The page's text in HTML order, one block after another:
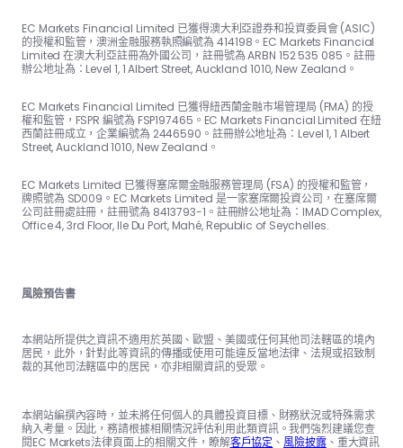
EC Markets Financial Limited 已獲得澳大利亞證券和投資委員會 (ASIC)
的授權和監管，澳洲金融服務執照編號為 414198。EC Markets Financial
Limited 在澳大利亞註冊為外國公司，註冊號為 ARBN 152 535 085。註冊
辦公地址為：Level 1, 1 Albert Street, Auckland 1010, New Zealand。
EC Markets Financial Limited 已獲得紐西蘭金融市場管理局 (FMA) 的授
權和監管，FSPR 編號為 FSP197465。EC Markets Financial Limited 在紐
西蘭註冊成立，企業編號為 2446590。註冊辦公地址為：Level 1, 1 Albert
Street, Auckland 1010, New Zealand。
EC Markets Limited 已獲得塞席爾金融服務管理局 (FSA) 的授權和監管，
牌照號為 SD009。EC Markets Limited 是一家塞席爾投資公司，在塞席爾
公司註冊處註冊，註冊號為 8413793-1。註冊辦公地址為：IMAD Complex,
Office 4, 3rd Floor, Ile Du Port, Mahé, Republic of Seychelles.
風險預告書
本網站所提供之資訊不適用於英國、歐盟、美國或任何其他司法轄區的境內
居民，此外，針對此等資訊的傳播或使用可能違反當地法律、法規或招致制
裁的其他司法轄區中的居民，亦非相關資訊的受眾。
本網站編撰內容時，並未將任何個人的具體投資目標、財務狀況或特殊需求
納入考量。因此，務請根據相關情況評估利用此類資訊。我們強烈建議您查
閱EC Markets法律頁面上的相關文件，瞭解客戶協定 、風險披露、重大資訊